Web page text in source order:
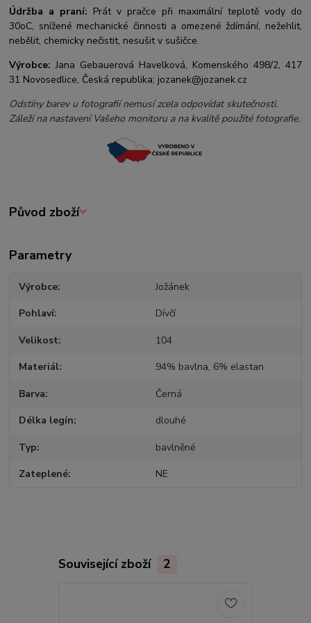
Údržba a praní: Prát v pračce při maximální teplotě vody do
30oC, snížené mechanické činnosti a omezené ždímání, nežehlit,
nebělit, chemicky nečistit, nesušit v sušičce.
Výrobce: Jana Gebauerová Havelková, Komenského 498/2, 417
31 Novosedlice, Česká republika; jozanek@jozanek.cz
Odstíny barev u fotografií nemusí zcela odpovídat skutečnosti.
Záleží na nastavení Vašeho monitoru a na kvalitě použité fotografie.
Původ zboží
Parametry
Výrobce Jožánek
Pohlaví Dívčí
Velikost 104
Materiál 94% bavlna, 6% elastan
Barva Černá
Délka legín dlouhé
Typ bavlněné
Zateplené NE
Související zboží 2